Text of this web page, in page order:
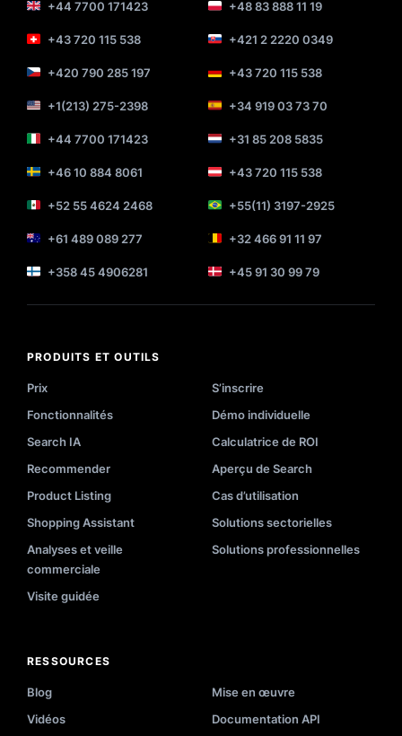
+44 7700 171423 +48 83 888 11 19
+43 720 115 538 +421 2 2220 0349
+420 790 285 197 +43 720 115 538
+1(213) 275-2398 +34 919 03 73 70
+44 7700 171423 +31 85 208 5835
+46 10 884 8061 +43 720 115 538
+52 55 4624 2468 +55(11) 3197-2925
+61 489 089 277 +32 466 91 11 97
+358 45 4906281 +45 91 30 99 79
PRODUITS ET OUTILS
Prix
S’inscrire
Fonctionnalités
Démo individuelle
Search IA
Calculatrice de ROI
Recommender
Aperçu de Search
Product Listing
Cas d’utilisation
Shopping Assistant
Solutions sectorielles
Analyses et veille
commerciale
Solutions professionnelles
Visite guidée
RESSOURCES
Blog
Mise en œuvre
Vidéos
Documentation API